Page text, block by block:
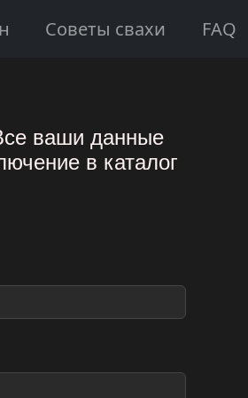
Советы свахи FAQ
ваши данные
в каталог